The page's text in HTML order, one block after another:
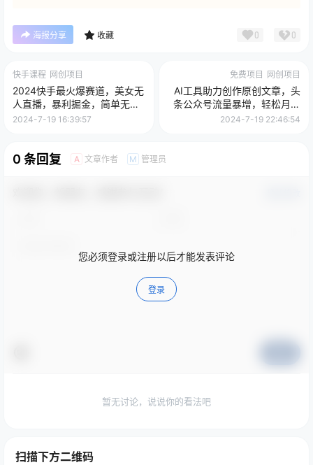
海报分享 收藏 0 0
快手课程 网创项目
2024快手最火爆赛道，美女无
人直播，暴利掘金，简单无
脑，轻松日入2000+
2024-7-19 16:39:57
免费项目 网创项目
AI工具助力创作原创文章，头
条公众号流量暴增，轻松月入
过万
2024-7-19 22:46:54
0 条回复 A 文章作者 M 管理员
您必须登录或注册以后才能发表评论
登录
暂无讨论，说说你的看法吧
扫描下方二维码